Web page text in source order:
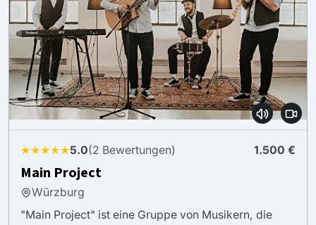
★★★★★5.0(2 Bewertungen) 1.500 €
Main Project
Würzburg
"Main Project" ist eine Gruppe von Musikern, die